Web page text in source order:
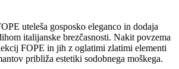
uteleša gosposko eleganco in dodaja
italijanske brezčasnosti. Nakit povzema
FOPE in jih z oglatimi zlatimi elementi
približa estetiki sodobnega moškega.